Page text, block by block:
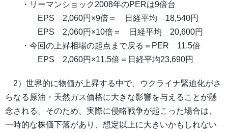
・リーマンショック2008年のPERは9倍台
EPS 2,060円×9倍＝ 日経平均 18,540円
EPS 2,060円×10倍＝ 日経平均 20,600円
・今回の上昇相場の起点まで戻る＝PER 11.5倍
EPS 2,060円×11.5倍＝日経平均23,690円
2）世界的に物価が上昇する中で、ウクライナ緊迫化がさ
らなる原油・天然ガス価格に大きな影響を与えることが懸
念される。そのため、実際に侵略戦争が起こった場合は、
一時的な株価下落があり、想定以上に大きいかもしれない